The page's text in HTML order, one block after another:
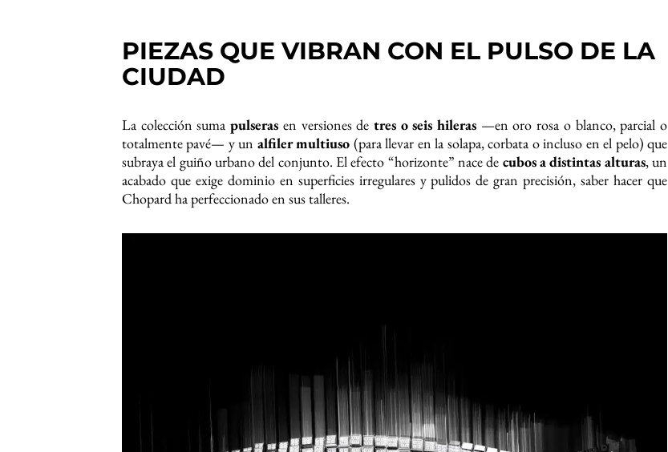
PIEZAS QUE VIBRAN CON EL PULSO DE LA
CIUDAD
La colección sumapulseras en versiones de tres o seis hileras —en oro rosa o blanco, parcial o
totalmente pavé— y un alfiler multiuso (para llevar en la solapa, corbata o incluso en el pelo) que
subraya el guiño urbano del conjunto. El efecto “horizonte” nace de cubos a distintas alturas, un
acabado que exige dominio en superficies irregulares y pulidos de gran precisión, saber hacer que
Chopard ha perfeccionado en sus talleres.